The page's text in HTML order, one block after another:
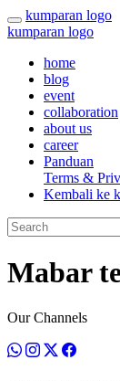
kumparan logo
kumparan logo
home
blog
event
collaboration
about us
career
Panduan
Terms &
Kembali ke
Mabar
Our Channels